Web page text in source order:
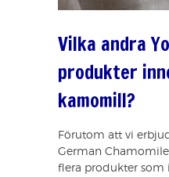
Vilka andra
produkter
kamomill?
Förutom att vi
German Chamomile
flera produkter som